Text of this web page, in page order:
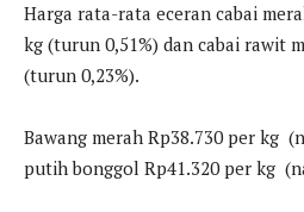
Harga rata-rata eceran cabai
kg (turun 0,51%) dan cabai rawit
(turun 0,23%).
Bawang merah Rp38.730 per kg
putih bonggol Rp41.320 per kg